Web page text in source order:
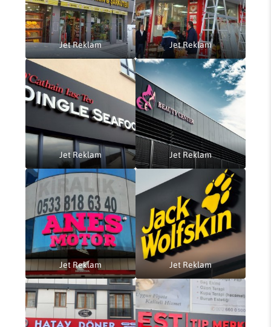
Jet Reklam Jet Reklam
Jet Reklam Jet Reklam
Jet Reklam Jet Reklam